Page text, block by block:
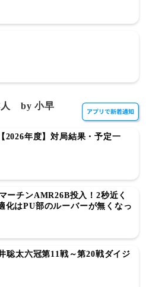
人 by 小早
2026年度】対局結果・予定一
チンAMR26B投入！2秒近く
化はPU部のルーバーが無くなっ
太六冠第11戦～第20戦ダイジ